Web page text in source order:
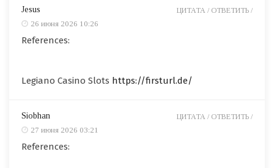
Jesus
26 июня 2026 10:26
References:
Legiano Casino Slots https://firsturl.de/
ЦИТАТА / ОТВЕТИТЬ /
Siobhan
27 июня 2026 03:21
References:
ЦИТАТА / ОТВЕТИТЬ /